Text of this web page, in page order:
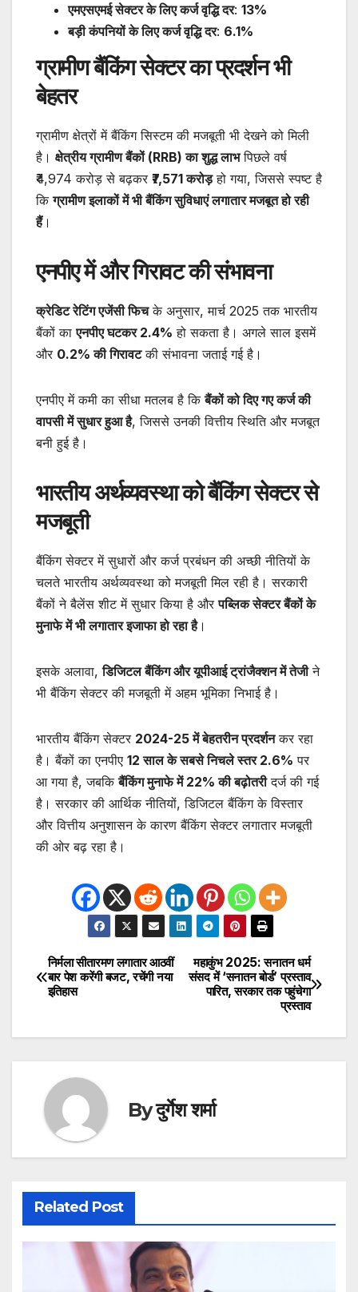
एमएसएमई सेक्टर के लिए कर्ज वृद्धि दर: 13%
बड़ी कंपनियों के लिए कर्ज वृद्धि दर: 6.1%
ग्रामीण बैंकिंग सेक्टर का प्रदर्शन भी
बेहतर
ग्रामीण क्षेत्रों में बैंकिंग सिस्टम की मजबूती भी देखने को मिली
है। क्षेत्रीय ग्रामीण बैंकों (RRB) का शुद्ध लाभपिछले वर्ष
₹4,974 करोड़ से बढ़कर ₹7,571 करोड़हो गया, जिससे स्पष्ट है
किग्रामीण इलाकों में भी बैंकिंग सुविधाएं लगातार मजबूत हो रही
हैं।
एनपीए में और गिरावट की संभावना
क्रेडिट रेटिंग एजेंसी फिचके अनुसार, मार्च 2025 तक भारतीय
बैंकों काएनपीए घटकर 2.4% हो सकता है। अगले साल इसमें
और 0.2% की गिरावटकी संभावना जताई गई है।
एनपीए में कमी का सीधा मतलब है किबैंकों को दिए गए कर्ज की
वापसी में सुधार हुआ है, जिससे उनकी वित्तीय स्थिति और मजबूत
बनी हुई है।
भारतीय अर्थव्यवस्था को बैंकिंग सेक्टर से
मजबूती
बैंकिंग सेक्टर में सुधारों और कर्ज प्रबंधन की अच्छी नीतियों के
चलते भारतीय अर्थव्यवस्था को मजबूती मिल रही है। सरकारी
बैंकों ने बैलेंस शीट में सुधार किया है औरपब्लिक सेक्टर बैंकों के
मुनाफे में भी लगातार इजाफा हो रहा है।
इसके अलावा,डिजिटल बैंकिंग और यूपीआई ट्रांजैक्शन में तेजीने
भी बैंकिंग सेक्टर की मजबूती में अहम भूमिका निभाई है।
भारतीय बैंकिंग सेक्टर 2024-25 में बेहतरीन प्रदर्शनकर रहा
है। बैंकों का एनपीए 12 साल के सबसे निचले स्तर 2.6% पर
आ गया है, जबकिबैंकिंग मुनाफे में 22% की बढ़ोतरीदर्ज की गई
है। सरकार की आर्थिक नीतियों, डिजिटल बैंकिंग के विस्तार
और वित्तीय अनुशासन के कारण बैंकिंग सेक्टर लगातार मजबूती
की ओर बढ़ रहा है।
Post
navigation
महाकुंभ 2025: सनातन धर्म
संसद में ‘सनातन बोर्ड’ प्रस्ताव
पारित, सरकार तक पहुंचेगा
प्रस्ताव
निर्मला सीतारमण लगातार आठवीं
बार पेश करेंगी बजट, रचेंगी नया
इतिहास
Byदुर्गेश शर्मा
Related Post